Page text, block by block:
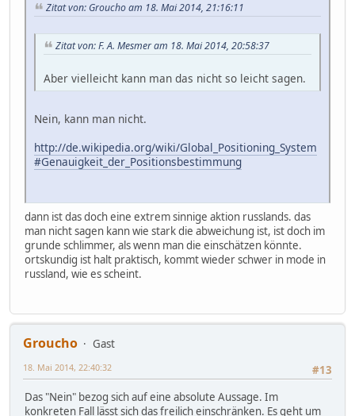
Zitat von: Groucho am 18. Mai 2014, 21:16:11
Zitat von: F. A. Mesmer am 18. Mai 2014, 20:58:37
Aber vielleicht kann man das nicht so leicht sagen.
Nein, kann man nicht.
http://de.wikipedia.org/wiki/Global_Positioning_System
#Genauigkeit_der_Positionsbestimmung
dann ist das doch eine extrem sinnige aktion russlands. das
man nicht sagen kann wie stark die abweichung ist, ist doch im
grunde schlimmer, als wenn man die einschätzen könnte.
ortskundig ist halt praktisch, kommt wieder schwer in mode in
russland, wie es scheint.
Groucho
Gast
#13
18. Mai 2014, 22:40:32
Das "Nein" bezog sich auf eine absolute Aussage. Im
konkreten Fall lässt sich das freilich einschränken. Es geht um